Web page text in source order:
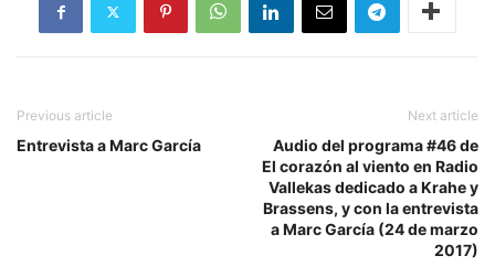
Previous article
Entrevista a Marc García
Next article
Audio del programa #46 de
El corazón al viento en Radio
Vallekas dedicado a Krahe y
Brassens, y con la entrevista
a Marc García (24 de marzo
2017)